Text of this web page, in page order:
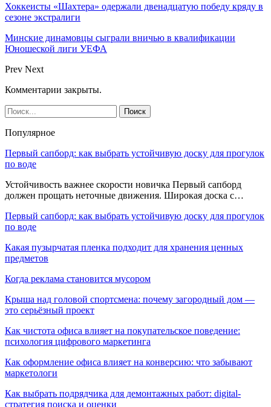
Хоккеисты «Шахтера» одержали двенадцатую победу кряду в
сезоне экстралиги
Минские динамовцы сыграли вничью в квалификации
Юношеской лиги УЕФА
Prev Next
Комментарии закрыты.
Популярное
Первый сапборд: как выбрать устойчивую доску для прогулок
по воде
Устойчивость важнее скорости новичка Первый сапборд
должен прощать неточные движения. Широкая доска с…
Первый сапборд: как выбрать устойчивую доску для прогулок
по воде
Какая пузырчатая пленка подходит для хранения ценных
предметов
Когда реклама становится мусором
Крыша над головой спортсмена: почему загородный дом —
это серьёзный проект
Как чистота офиса влияет на покупательское поведение:
психология цифрового маркетинга
Как оформление офиса влияет на конверсию: что забывают
маркетологи
Как выбрать подрядчика для демонтажных работ: digital-
стратегия поиска и оценки